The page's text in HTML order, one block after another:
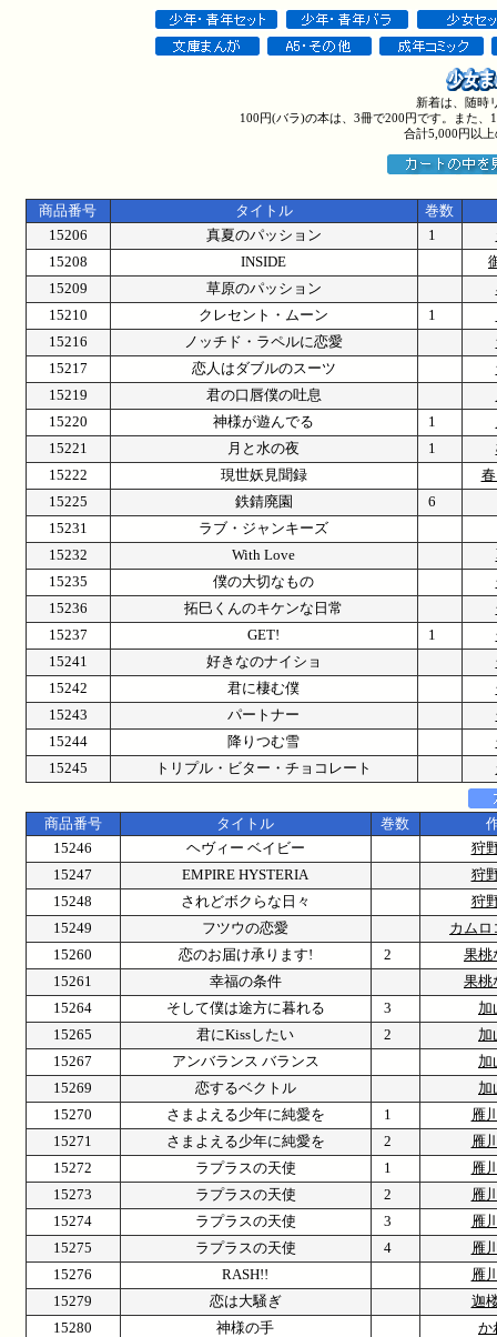
新着は、随時
100円(バラ)の本は、3冊で200円です。また
合計5,000円以
商品番号 タイトル
巻数
15206
真夏のパッション 1
15208
INSIDE
15209
草原のパッション
15210
クレセント・ムーン 1
15216
ノッチド・ラペルに恋愛
15217
恋人はダブルのスーツ
15219
君の口唇僕の吐息
15220
神様が遊んでる 1
15221
月と水の夜 1
15222
現世妖見聞録
15225
鉄錆廃園
6
15231
ラブ・ジャンキーズ
15232
With Love
15235
僕の大切なもの
15236
拓巳くんのキケンな日常
15237
GET! 1
15241
好きなのナイショ
15242
君に棲む僕
15243
パートナー
15244
降りつむ雪
15245
トリプル・ビター・チョコレート
商品番号 タイトル 巻数
15246
ヘヴィー ベイビー
狩
15247
EMPIRE HYSTERIA
狩
15248
されどボクらな日々
狩
15249
フツウの恋愛
カムロ
15260
恋のお届け承ります! 2
果桃
15261
幸福の条件
果桃
15264
そして僕は途方に暮れる 3
加
15265
君にKissしたい 2
加
15267
アンバランス バランス
加
15269
恋するベクトル
加
15270
さまよえる少年に純愛を 1
雁
15271
さまよえる少年に純愛を 2
雁
15272
ラプラスの天使 1
雁
15273
ラプラスの天使 2
雁
15274
ラプラスの天使 3
雁
15275
ラプラスの天使 4
雁
15276
RASH!!
雁
15279
恋は大騒ぎ
迦
15280
神様の手
か